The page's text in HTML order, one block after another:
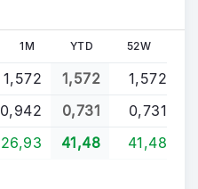
1M YTD 52W
1,572 1,572
1,572
0,942 0,731
0,731
26,93 41,48 41,48